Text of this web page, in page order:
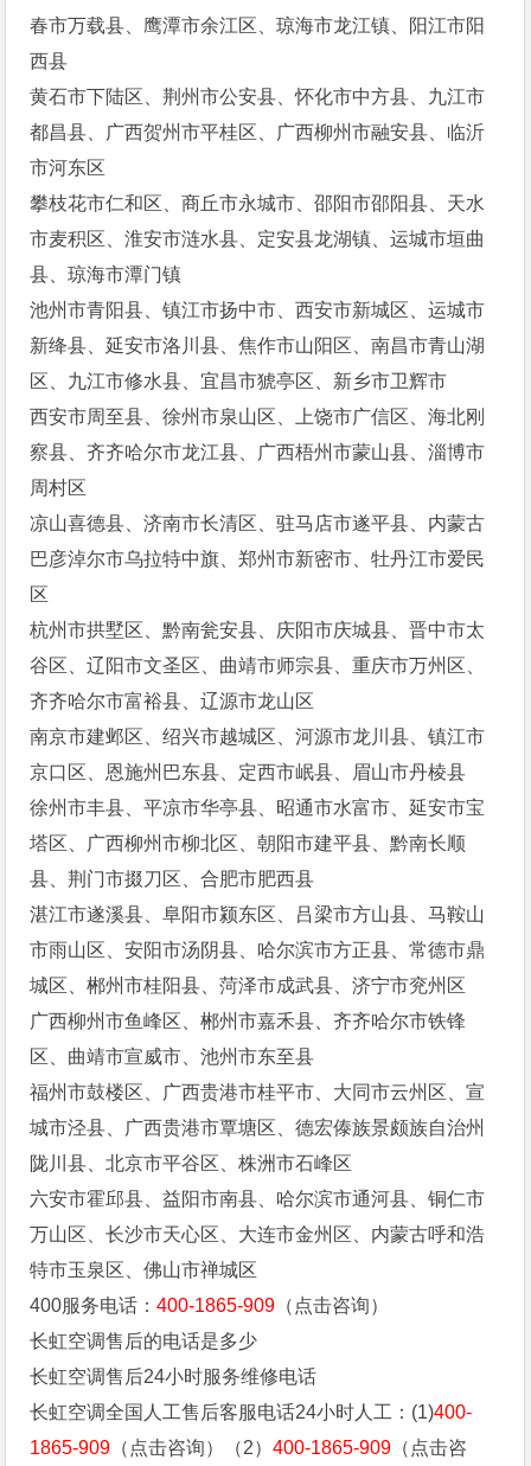
春市万载县、鹰潭市余江区、琼海市龙江镇、阳江市阳
西县
黄石市下陆区、荆州市公安县、怀化市中方县、九江市
都昌县、广西贺州市平桂区、广西柳州市融安县、临沂
市河东区
攀枝花市仁和区、商丘市永城市、邵阳市邵阳县、天水
市麦积区、淮安市涟水县、定安县龙湖镇、运城市垣曲
县、琼海市潭门镇
池州市青阳县、镇江市扬中市、西安市新城区、运城市
新绛县、延安市洛川县、焦作市山阳区、南昌市青山湖
区、九江市修水县、宜昌市猇亭区、新乡市卫辉市
西安市周至县、徐州市泉山区、上饶市广信区、海北刚
察县、齐齐哈尔市龙江县、广西梧州市蒙山县、淄博市
周村区
凉山喜德县、济南市长清区、驻马店市遂平县、内蒙古
巴彦淖尔市乌拉特中旗、郑州市新密市、牡丹江市爱民
区
杭州市拱墅区、黔南瓮安县、庆阳市庆城县、晋中市太
谷区、辽阳市文圣区、曲靖市师宗县、重庆市万州区、
齐齐哈尔市富裕县、辽源市龙山区
南京市建邺区、绍兴市越城区、河源市龙川县、镇江市
京口区、恩施州巴东县、定西市岷县、眉山市丹棱县
徐州市丰县、平凉市华亭县、昭通市水富市、延安市宝
塔区、广西柳州市柳北区、朝阳市建平县、黔南长顺
县、荆门市掇刀区、合肥市肥西县
湛江市遂溪县、阜阳市颍东区、吕梁市方山县、马鞍山
市雨山区、安阳市汤阴县、哈尔滨市方正县、常德市鼎
城区、郴州市桂阳县、菏泽市成武县、济宁市兖州区
广西柳州市鱼峰区、郴州市嘉禾县、齐齐哈尔市铁锋
区、曲靖市宣威市、池州市东至县
福州市鼓楼区、广西贵港市桂平市、大同市云州区、宣
城市泾县、广西贵港市覃塘区、德宏傣族景颇族自治州
陇川县、北京市平谷区、株洲市石峰区
六安市霍邱县、益阳市南县、哈尔滨市通河县、铜仁市
万山区、长沙市天心区、大连市金州区、内蒙古呼和浩
特市玉泉区、佛山市禅城区
400服务电话：400-1865-909 （点击咨询）
长虹空调售后的电话是多少
长虹空调售后24小时服务维修电话
长虹空调全国人工售后客服电话24小时人工：(1)400-
1865-909 （点击咨询）（2）400-1865-909 （点击咨